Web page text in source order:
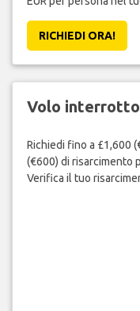
RICHIEDI ORA!
Volo interrotto
Richiedi fino a £1,600
(€600) di risarcimento
Verifica il tuo